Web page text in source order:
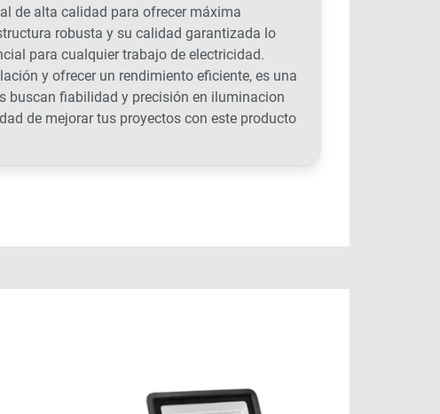
de alta calidad para ofrecer máxima
robusta y su calidad garantizada lo
para cualquier trabajo de electricidad.
y ofrecer un rendimiento eficiente, es una
buscan fiabilidad y precisión en iluminacion
de mejorar tus proyectos con este producto